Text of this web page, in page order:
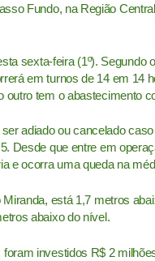
Fundo, na Região
sexta-feira (1º). Segundo
em turnos de 14 em 14
outro tem o abastecimento
adiado ou cancelado
Desde que entre em
e ocorra uma queda na
está 1,7 metros
abaixo do nível.
investidos R$ 2